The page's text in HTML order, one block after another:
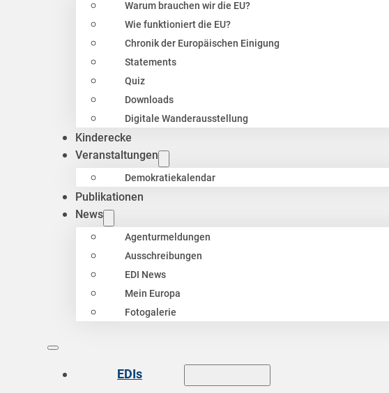
Warum brauchen wir die EU?
Wie funktioniert die EU?
Chronik der Europäischen Einigung
Statements
Quiz
Downloads
Digitale Wanderausstellung
Kinderecke
Veranstaltungen
Demokratiekalendar
Publikationen
News
Agenturmeldungen
Ausschreibungen
EDI News
Mein Europa
Fotogalerie
EDIs